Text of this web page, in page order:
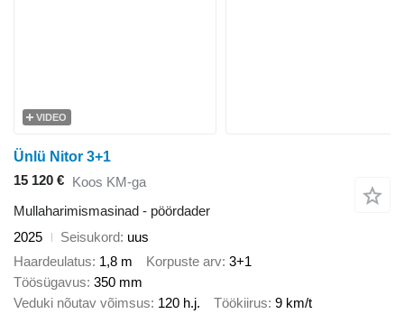
VIDEO
Ünlü Nitor 3+1
15 120 € Koos KM-ga
Mullaharimismasinad - pöördader
2025
Seisukord uus
Haardeulatus 1,8 m Korpuste arv 3+1
Töösügavus 350 mm
Veduki nõutav võimsus 120 h.j. Töökiirus 9 km/t